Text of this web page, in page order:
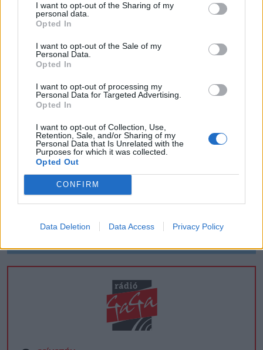
I want to opt-out of the Sharing of my
personal data.
Opted In
I want to opt-out of the Sale of my
Personal Data.
Opted In
I want to opt-out of processing my
Personal Data for Targeted Advertising.
Opted In
I want to opt-out of Collection, Use,
Retention, Sale, and/or Sharing of my
Personal Data that Is Unrelated with the
Purposes for which it was collected.
Opted Out
CONFIRM
Data Deletion Data Access Privacy Policy